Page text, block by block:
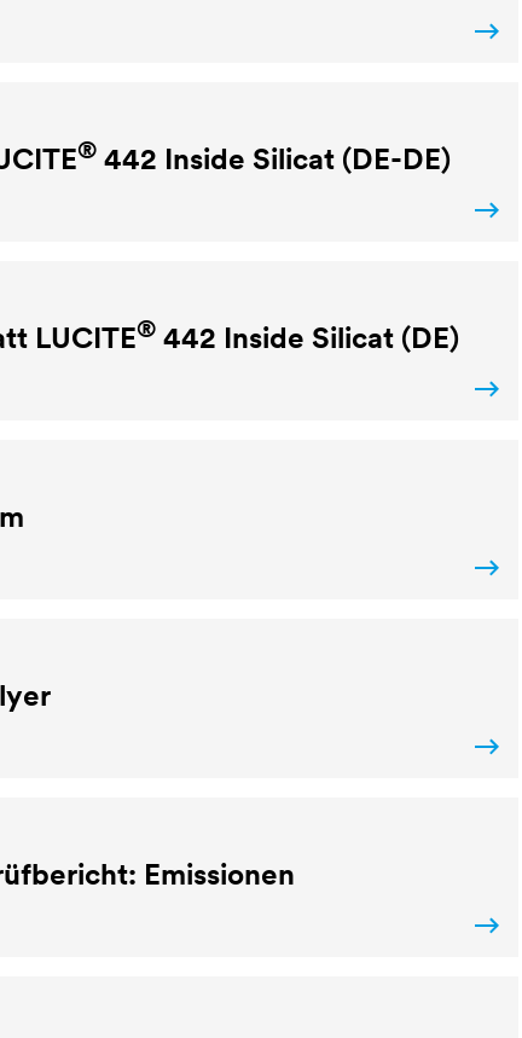
® 442 Inside Silicat (DE-DE)
LUCITE® 442 Inside Silicat (DE)
Emissionen